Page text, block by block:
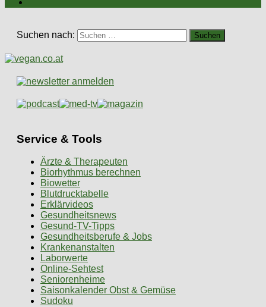
Suchen nach:
Service & Tools
Ärzte & Therapeuten
Biorhythmus berechnen
Biowetter
Blutdrucktabelle
Erklärvideos
Gesundheitsnews
Gesund-TV-Tipps
Gesundheitsberufe & Jobs
Krankenanstalten
Laborwerte
Online-Sehtest
Seniorenheime
Saisonkalender Obst & Gemüse
Sudoku